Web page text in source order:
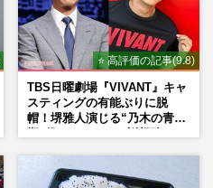
⭐ 高評価の記事(9.8)
TBS日曜劇場『VIVANT』キャ
スティングの有能ぶりに脱
帽！堺雅人演じる“乃木の青年